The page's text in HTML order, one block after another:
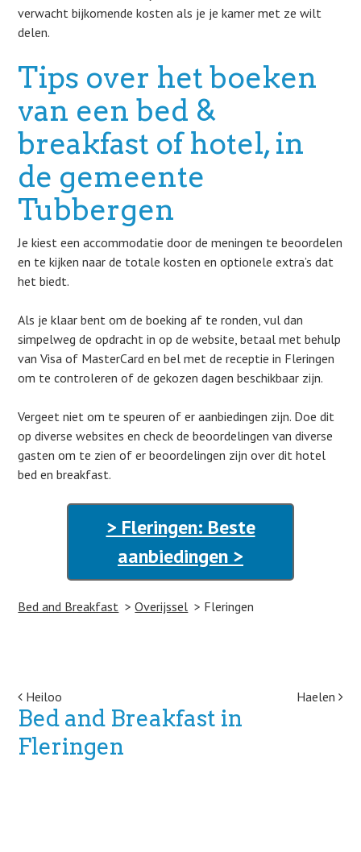
verwacht bijkomende kosten als je je kamer met ze wilt
delen.
Tips over het boeken
van een bed &
breakfast of hotel, in
de gemeente
Tubbergen
Je kiest een accommodatie door de meningen te beoordelen
en te kijken naar de totale kosten en optionele extra’s dat
het biedt.
Als je klaar bent om de boeking af te ronden, vul dan
simpelweg de opdracht in op de website, betaal met behulp
van Visa of MasterCard en bel met de receptie in Fleringen
om te controleren of de gekozen dagen beschikbaar zijn.
Vergeet niet om te speuren of er aanbiedingen zijn. Doe dit
op diverse websites en check de beoordelingen van diverse
gasten om te zien of er beoordelingen zijn over dit hotel
bed en breakfast.
> Fleringen: Beste
aanbiedingen >
Bed and Breakfast Overijssel Fleringen
Post navigation
Heiloo Haelen
Bed and Breakfast in
Fleringen